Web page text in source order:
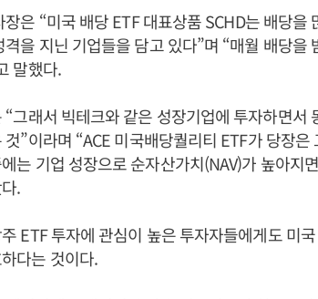
장은 “미국 배당 ETF 대표상품 SCHD는 배당
격을 지닌 기업들을 담고 있다”며 “매월 배당을
말했다.
“그래서 빅테크와 같은 성장기업에 투자하면서
것”이라며 “ACE 미국배당퀄리티 ETF가 당장
는 기업 성장으로 순자산가치(NAV)가 높아지
.
ETF 투자에 관심이 높은 투자자들에게도 미
다는 것이다.